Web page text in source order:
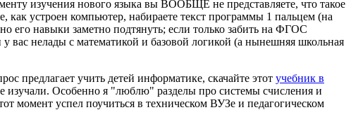
изучения нового языка вы ВООБЩЕ не представляете, что такое
устроен компьютер, набираете текст программы 1 пальцем (на
его навыки заметно подтянуть; если только забить на ФГОС
вас нелады с математикой и базовой логикой (а нынешняя школьная
предлагает учить детей информатике, скачайте этот учебник в
изучали. Особенно я "люблю" разделы про системы счисления и
момент успел поучиться в техническом ВУЗе и педагогическом